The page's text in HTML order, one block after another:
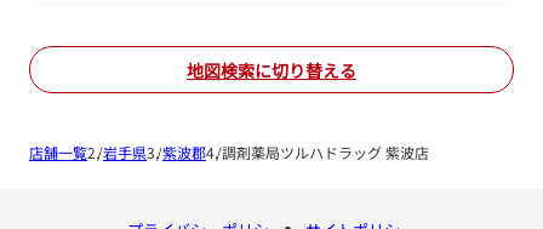
地図検索に切り替える
店舗一覧 岩手県 紫波郡 調剤薬局ツルハドラッグ 紫波店